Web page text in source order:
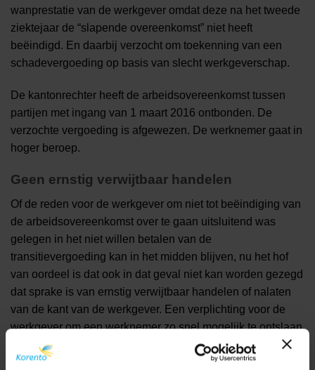
wanprestatie van de werkgever omdat deze na het tweede
ziektejaar de “slapende overeenkomst” niet heeft
beëindigd. En daarbij verzocht om toekenning van een
schadevergoeding op basis van slecht werkgeverschap.
De kantonrechter heeft de arbeidsovereenkomst tussen
partijen met ingang van 1 maart 2016 ontbonden. De
verzochte vergoeding is afgewezen. De werknemer gaat in
hoger beroep.
Geen ernstig verwijtbaar handelen
Of de reden voor de werkgever om niet tot beëindiging van
de arbeidsovereenkomst over te gaan uitsluitend was
gelegen in het niet willen betalen van de
transitievergoeding kan in het midden blijven, nu het hof
van oordeel is dat ook in dat geval niet kan worden gezegd
dat sprake is van ernstig verwijtbaar handelen of nalaten
van de kant van de werkgever. Een verplichting voor de
werkgever om een werknemer zo snel mogelijk te ontslaan
na afloop van de loondoorbetalingstermijn bestaat niet. Dit
betekent volgens het hof dat de kantonrechter het verzoek